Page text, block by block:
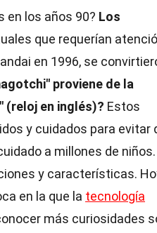
en los años 90? Los
que requerían
en 1996, se
proviene de la
(reloj en inglés)? Estos
y cuidados para evitar
a millones de
y características.
en la que la tecnología
más curiosidades